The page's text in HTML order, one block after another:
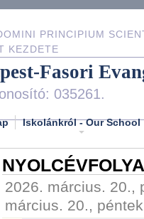
PRINCIPIUM
KEZDETE
Fasori
035261.
Iskolánkról - Our School
2026. március. 20.,
március. 20.,